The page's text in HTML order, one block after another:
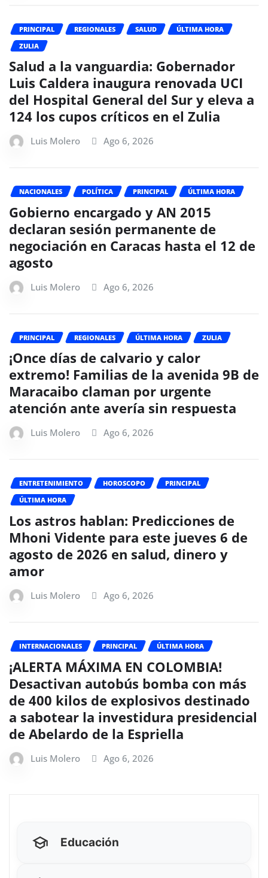
PRINCIPAL REGIONALES SALUD
ÚLTIMA HORA
ZULIA
Salud a la vanguardia: Gobernador
Luis Caldera inaugura renovada UCI
del Hospital General del Sur y eleva a
124 los cupos críticos en el Zulia
Luis Molero Ago 6, 2026
NACIONALES POLÍTICA PRINCIPAL ÚLTIMA HORA
Gobierno encargado y AN 2015
declaran sesión permanente de
negociación en Caracas hasta el 12 de
agosto
Luis Molero Ago 6, 2026
PRINCIPAL REGIONALES ÚLTIMA HORA ZULIA
¡Once días de calvario y calor
extremo! Familias de la avenida 9B de
Maracaibo claman por urgente
atención ante avería sin respuesta
Luis Molero Ago 6, 2026
ENTRETENIMIENTO HOROSCOPO
PRINCIPAL
ÚLTIMA HORA
Los astros hablan: Predicciones de
Mhoni Vidente para este jueves 6 de
agosto de 2026 en salud, dinero y
amor
Luis Molero Ago 6, 2026
INTERNACIONALES PRINCIPAL ÚLTIMA HORA
¡ALERTA MÁXIMA EN COLOMBIA!
Desactivan autobús bomba con más
de 400 kilos de explosivos destinado
a sabotear la investidura presidencial
de Abelardo de la Espriella
Luis Molero Ago 6, 2026
Educación